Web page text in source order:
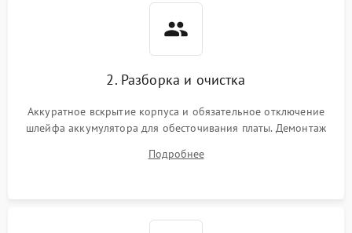
2. Разборка и очистка
Аккуратное вскрытие корпуса и обязательное отключение
шлейфа аккумулятора для обесточивания платы. Демонтаж
высохшей термопасты с кристаллов чипов.
Подробнее